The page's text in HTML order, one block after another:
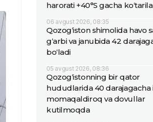
harorati +40°S gacha
06 avgust 2026, 08:35
Qozog‘iston shimolida havo
g‘arbi va janubida 42
bo‘ladi
05 avgust 2026, 08:36
Qozog‘istonning bir qator
hududlarida 40 darajagacha
momaqaldiroq va dovullar
kutilmoqda